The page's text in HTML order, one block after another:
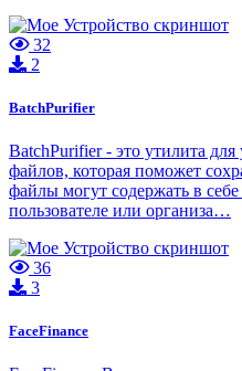
32
2
BatchPurifier
BatchPurifier - это утилита
файлов, которая поможет
файлы могут содержать в
пользователе или организа…
36
3
FaceFinance